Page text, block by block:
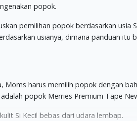
popok.
pemilihan popok berdasarkan usia
usianya, dimana panduan itu
Moms harus memilih popok dengan
popok Merries Premium Tape
Si Kecil bebas dari udara lembap.